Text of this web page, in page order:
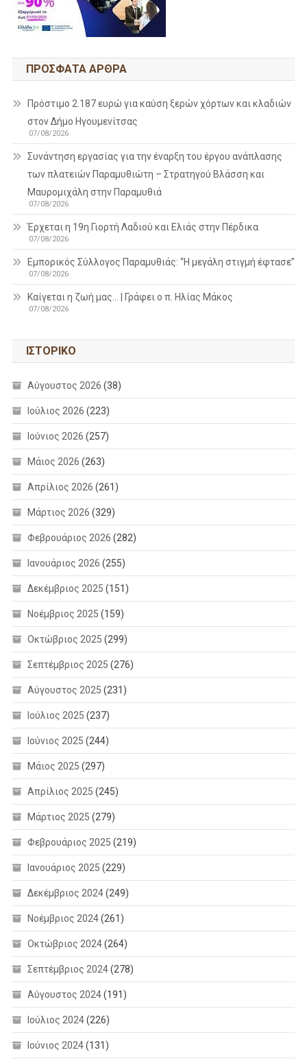
ΠΡΌΣΦΑΤΑ ΆΡΘΡΑ
Πρόστιμο 2.187 ευρώ για καύση ξερών χόρτων και κλαδιών
στον Δήμο Ηγουμενίτσας
07/08/2026
Συνάντηση εργασίας για την έναρξη του έργου ανάπλασης
των πλατειών Παραμυθιώτη – Στρατηγού Βλάσση και
Μαυρομιχάλη στην Παραμυθιά
07/08/2026
Έρχεται η 19η Γιορτή Λαδιού και Ελιάς στην Πέρδικα
07/08/2026
Εμπορικός Σύλλογος Παραμυθιάς: “Η μεγάλη στιγμή έφτασε”
07/08/2026
Καίγεται η ζωή μας… | Γράφει ο π. Ηλίας Μάκος
07/08/2026
ΙΣΤΟΡΙΚΌ
Αύγουστος 2026 (38)
Ιούλιος 2026 (223)
Ιούνιος 2026 (257)
Μάιος 2026 (263)
Απρίλιος 2026 (261)
Μάρτιος 2026 (329)
Φεβρουάριος 2026 (282)
Ιανουάριος 2026 (255)
Δεκέμβριος 2025 (151)
Νοέμβριος 2025 (159)
Οκτώβριος 2025 (299)
Σεπτέμβριος 2025 (276)
Αύγουστος 2025 (231)
Ιούλιος 2025 (237)
Ιούνιος 2025 (244)
Μάιος 2025 (297)
Απρίλιος 2025 (245)
Μάρτιος 2025 (279)
Φεβρουάριος 2025 (219)
Ιανουάριος 2025 (229)
Δεκέμβριος 2024(249)
Νοέμβριος 2024(261)
Οκτώβριος 2024(264)
Σεπτέμβριος 2024(278)
Αύγουστος 2024(191)
Ιούλιος 2024(226)
Ιούνιος 2024(131)